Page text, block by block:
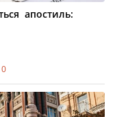
апостиль:
0